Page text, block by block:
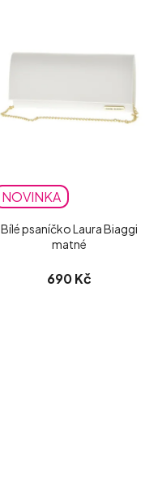
NOVINKA
Bílé psaníčko Laura Biaggi
matné
690 Kč